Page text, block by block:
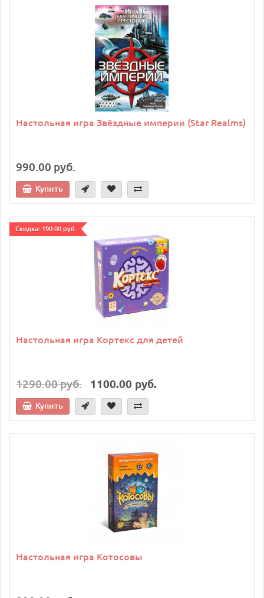
Настольная игра Звёздные империи (Star Realms)
990.00 руб.
Купить
Cкидка: 190.00 руб.
Настольная игра Кортекс для детей
1290.00 руб. 1100.00 руб.
Купить
Настольная игра Котосовы